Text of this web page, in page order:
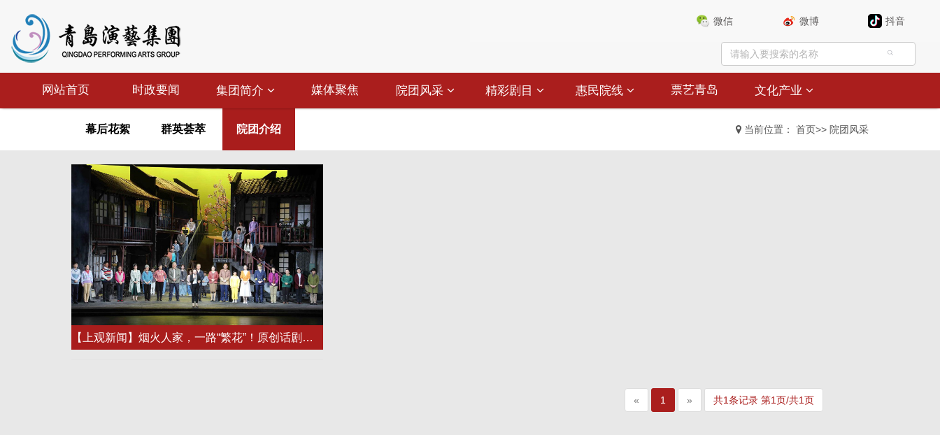
微信 微博 抖音
网站首页 时政要闻 集团简介 媒体聚焦 院团风采 精彩剧目 惠民院线 票艺青岛 文化产业
幕后花絮 群英荟萃 院团介绍 当前位置： 首页>> 院团风采
【上观新闻】烟火人家，一路“繁花”！原创话剧《烟火人间》再现青岛里院往日温情
« 1 » 共1条记录 第1页/共1页